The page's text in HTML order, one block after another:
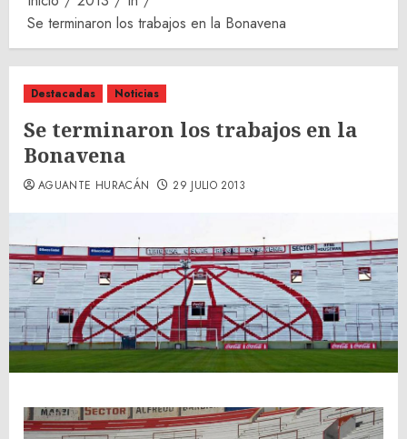
Se terminaron los trabajos en la Bonavena
Destacadas Noticias
Se terminaron los trabajos en la
Bonavena
AGUANTE HURACÁN 29 JULIO 2013